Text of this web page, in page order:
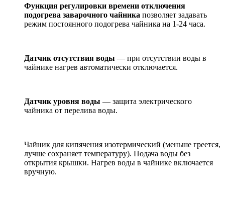
Функция регулировки времени отключения
подогрева заварочного чайника позволяет задавать
режим постоянного подогрева чайника на 1-24 часа.
Датчик отсутствия воды — при отсутствии воды в
чайнике нагрев автоматически отключается.
Датчик уровня воды — защита электрического
чайника от перелива воды.
Чайник для кипячения изотермический (меньше греется,
лучше сохраняет температуру). Подача воды без
открытия крышки. Нагрев воды в чайнике включается
вручную.